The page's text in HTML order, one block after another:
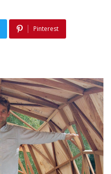
Pinterest